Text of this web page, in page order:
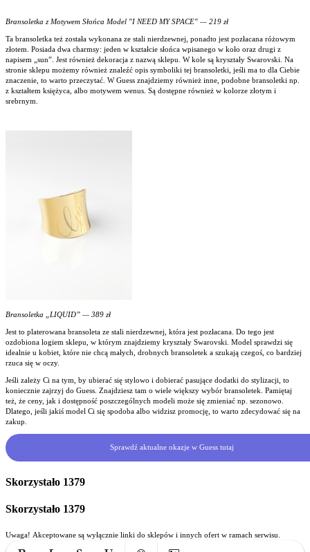
Bransoletka z Motywem Słońca Model "I NEED MY SPACE" — 219 zł
Ta bransoletka też została wykonana ze stali nierdzewnej, ponadto jest pozłacana różowym
złotem. Posiada dwa charmsy: jeden w kształcie słońca wpisanego w koło oraz drugi z
napisem „sun”. Jest również dekoracja z nazwą sklepu. W kole są kryształy Swarovski. Na
stronie sklepu możemy również znaleźć opis symboliki tej bransoletki, jeśli ma to dla Ciebie
znaczenie, to warto przeczytać. W Guess znajdziemy również inne, podobne bransoletki np.
z kształtem księżyca, albo motywem wenus. Są dostępne również w kolorze złotym i
srebrnym.
Bransoletka „LIQUID” — 389 zł
Jest to platerowana bransoleta ze stali nierdzewnej, która jest pozłacana. Do tego jest
ozdobiona logiem sklepu, w którym znajdziemy kryształy Swarovski. Model sprawdzi się
idealnie u kobiet, które nie chcą małych, drobnych bransoletek a szukają czegoś, co bardziej
rzuca się w oczy.
Jeśli zależy Ci na tym, by ubierać się stylowo i dobierać pasujące dodatki do stylizacji, to
koniecznie zajrzyj do Guess. Znajdziesz tam o wiele większy wybór bransoletek. Pamiętaj
też, że ceny, jak i dostępność poszczególnych modeli może się zmieniać np. sezonowo.
Dlatego, jeśli jakiś model Ci się spodoba albo widzisz promocję, to warto zdecydować się na
zakup.
Sprawdź aktualne okazje w Guess tutaj
Skorzystało 1379
Skorzystało 1379
Uwaga! Akceptowane są wyłącznie linki do sklepów i innych ofert w ramach serwisu.